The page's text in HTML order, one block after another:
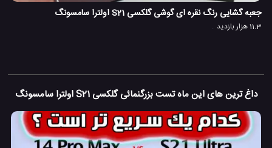
جعبه گشایی رنگ نقره ای گوشی گلکسی S21 اولترا سامسونگ
11.3 هزار بازدید
داغ ترین های این ماه تست بزرگنمائی گلکسی S21 اولترا سامسونگ